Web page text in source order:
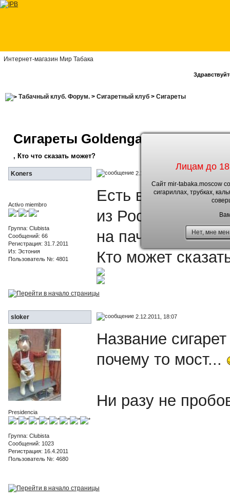
Интернет-магазин Мир Табака
Лицам до
Сайт mir-tabaka.moscow
сигариллах, трубках,
Нет, мне
Табачный клуб. Форум.> Сигаретный клуб> Сигареты
Сигареты Goldengate
, Кто что сказать может?
Koners 2.12.2011, 14:05
Activo miembro
Группа: Clubista
Сообщений: 66
Регистрация: 31.7.2011
Из: Эстония
Пользователь №: 4801
Есть
из Российского
на пачке
Кто может
sloker 2.12.2011, 18:07
Presidencia
Группа: Clubista
Сообщений: 1023
Регистрация: 16.4.2011
Пользователь №: 4680
Название
почему то мост...
Ни разу не